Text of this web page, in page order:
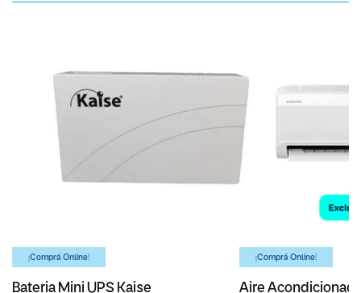
¡Comprá Online!
Bateria Mini UPS Kaise
¡Comprá Online!
Aire